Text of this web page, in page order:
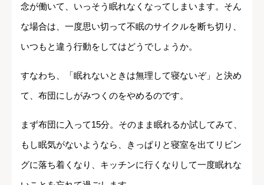
念が働いて、いっそう眠れなくなってしまいます。そん
な場合は、一度思い切って不眠のサイクルを断ち切り、
いつもと違う行動をしてはどうでしょうか。
すなわち、「眠れないときは無理して寝ないぞ」と決め
て、布団にしがみつくのをやめるのです。
まず布団に入って15分。そのまま眠れるか試してみて、
もし眠気がないようなら、きっぱりと寝室を出てリビン
グに落ち着くなり、キッチンに行くなりして一度眠れな